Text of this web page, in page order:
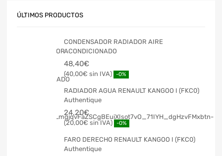
ÚLTIMOS PRODUCTOS
CONDENSADOR RADIADOR AIRE
ACONDICIONADO
48,40€
40,00€ -0%
RADIADOR AGUA RENAULT KANGOO I (FKC0)
Authentique
24,20€
20,00€ -0%
FARO DERECHO RENAULT KANGOO I (FKC0)
Authentique